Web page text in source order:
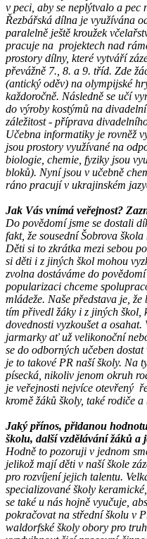
v peci, aby se neplýtvalo a pec
Řezbářská dílna je využívána
paralelně ještě kroužek
pracuje na projektech nad
prostory dílny, které vytváří
převážně 7., 8. a 9. tříd. Zde
(antický oděv) na olympijské
každoročně. Následně se učí
do výroby kostýmů na
záležitost - příprava
Učebna informatiky je rovněž
jsou prostory využívané na
biologie, chemie, fyziky jsou
bloků). Nyní jsou v učebně
ráno pracují v ukrajinském
Jak Vás vnímá veřejnost?
Do povědomí jsme se dostali
fakt, že sousední Šobrova
Děti si to zkrátka mezi sebou
si děti i z jiných škol mohou
zvolna dostáváme do
popularizaci chceme
mládeže. Naše představa je,
tím přivedl žáky i z jiných škol,
dovednosti vyzkoušet a osahat.
jarmarky ať už velikonoční
se do odborných učeben
je to takové PR naší školy. Na
písecká, nikoliv jenom okruh
je veřejnosti nejvíce otevřený
kromě žáků školy, také rodiče
Jaký přínos, přidanou
školu, další vzdělávání žáků
Hodně to pozoruji v jednom
jelikož mají děti v naší škole
pro rozvíjení jejich talentu.
specializované školy
se také u nás hojně vyučuje,
pokračovat na střední školu v
waldorfské školy obory pro